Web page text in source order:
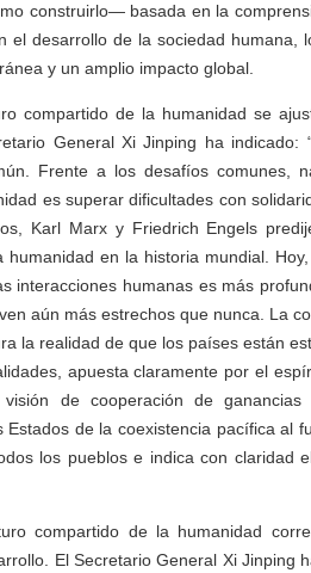
construirlo— basada en la
el desarrollo de la sociedad humana,
y un amplio impacto global.
compartido de la humanidad se
General Xi Jinping ha indicado:
Frente a los desafíos comunes,
es superar dificultades con
Karl Marx y Friedrich Engels
en la historia mundial.
interacciones humanas es más
aún más estrechos que nunca. La
la realidad de que los países están
apuesta claramente por el
de cooperación de
de la coexistencia pacífica al
los pueblos e indica con claridad
compartido de la humanidad
El Secretario General Xi Jinping